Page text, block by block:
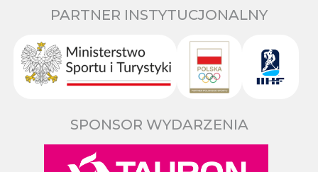
PARTNER INSTYTUCJONALNY
SPONSOR WYDARZENIA